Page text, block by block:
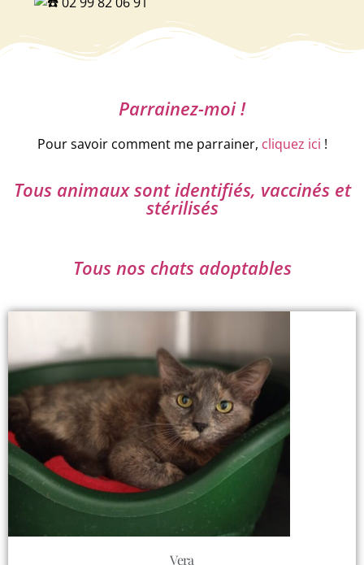
Parrainez-moi !
Pour savoir comment me parrainer, cliquez ici !
Tous animaux sont identifiés, vaccinés et
stérilisés
Tous nos chats adoptables
Vera